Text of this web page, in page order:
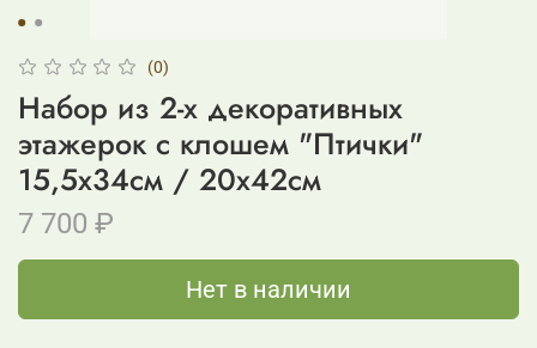
(0)
Набор из 2-х декоративных
этажерок с клошем "Птички"
15,5x34см / 20x42см
7 700 ₽
Нет в наличии